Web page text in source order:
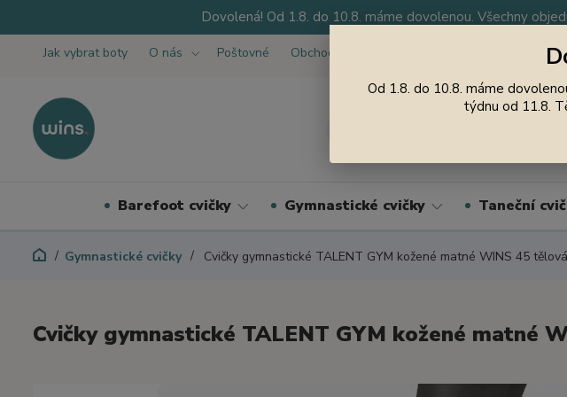
Dovolená! Od 1.8. do 10.8. máme dovolenou. Všechny
Jak vybrat boty O nás Poštovné Obchodní podmínky
Barefoot cvičky Gymnastické cvičky Taneční
Gymnastické cvičky Cvičky gymnastické TALENT GYM kožené matné WINS 45 tělová
Cvičky gymnastické TALENT GYM kožené matné
Od 1.8. do 10.8. máme
týdnu od 11.8.